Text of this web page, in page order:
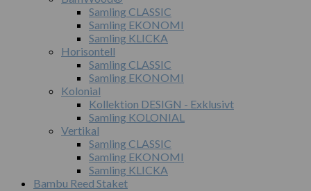
Samling CLASSIC
Samling EKONOMI
Samling KLICKA
Horisontell
Samling CLASSIC
Samling EKONOMI
Kolonial
Kollektion DESIGN - Exklusivt
Samling KOLONIAL
Vertikal
Samling CLASSIC
Samling EKONOMI
Samling KLICKA
Bambu Reed Staket